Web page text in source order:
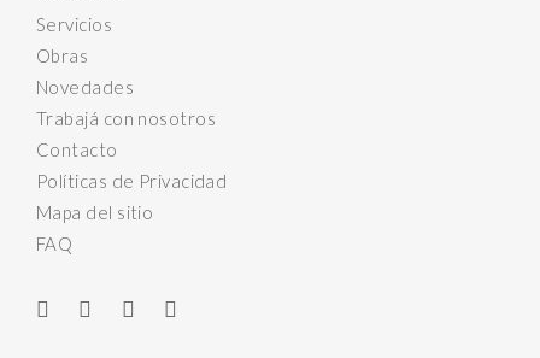
Servicios
Obras
Novedades
Trabajá con nosotros
Contacto
Políticas de Privacidad
Mapa del sitio
FAQ